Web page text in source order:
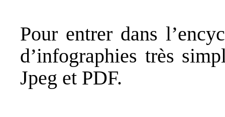
Pour entrer dans
d’infographies très
Jpeg et PDF.